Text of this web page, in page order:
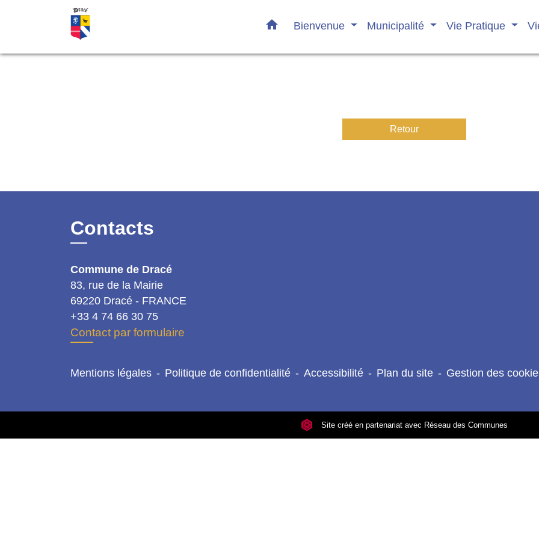
home Bienvenue Municipalité Vie Pratique
Retour
Contacts
Commune de Dracé
83, rue de la Mairie
69220 Dracé - FRANCE
+33 4 74 66 30 75
Contact par formulaire
Mentions légales - Politique de confidentialité - Accessibilité - Plan du site - Gestion des
Site créé en partenariat avec Réseau des Communes